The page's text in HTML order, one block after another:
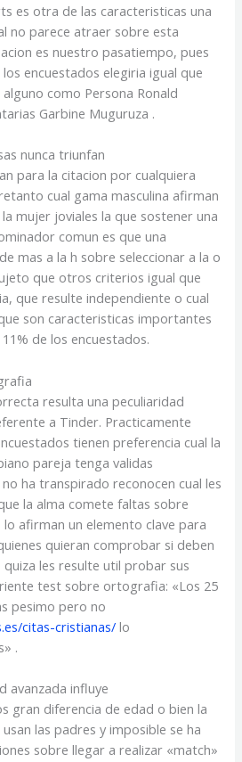
es otra de las caracteristicas una
no parece atraer sobre esta
es nuestro pasatiempo, pues
encuestados elegiria igual que
como Persona Ronald
Garbine Muguruza .
nunca triunfan
para la citacion por cualquiera
cual gama masculina afirman
mujer joviales la que sostener una
comun es que una
mas a la h sobre seleccionar a la o
que otros criterios igual que
que resulte independiente o cual
son caracteristicas importantes
de los encuestados.
resulta una peculiaridad
a Tinder. Practicamente
tienen preferencia cual la
pareja tenga validas
ha transpirado reconocen cual les
la alma comete faltas sobre
afirman un elemento clave para
quieran comprobar si deben
les resulte util probar sus
test sobre ortografia: «Los 25
pesimo pero no
citas-cristianas/ lo
.
avanzada influye
gran diferencia de edad o bien la
las padres y imposible se ha
sobre llegar a realizar «match»